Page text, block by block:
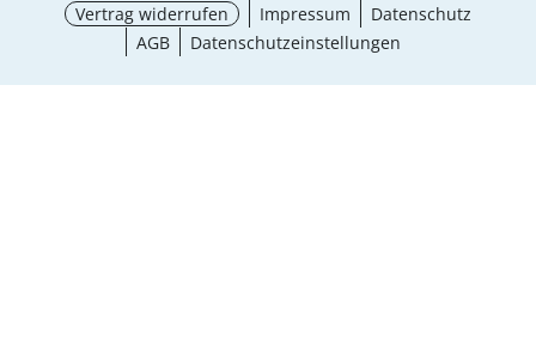
Vertrag widerrufen Impressum
Datenschutz
AGB
Datenschutzeinstellungen